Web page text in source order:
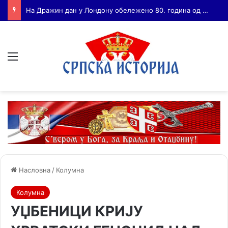
Бојанић: ВОЈА ТАНКОСИЋ – ЧОВЕК КОГА СУ СЕ ПЛАШИЛИ И ЖИВОГ И МРТВОГ, а нема ни споненик
Насловна / Колумна
Колумна
УЏБЕНИЦИ КРИЈУ